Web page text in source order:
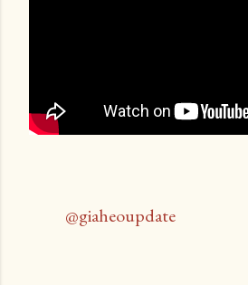
@giaheoupdate